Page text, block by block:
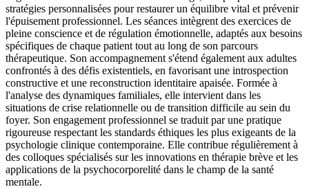
stratégies personnalisées pour restaurer un équilibre vital et prévenir
l'épuisement professionnel. Les séances intègrent des exercices de
pleine conscience et de régulation émotionnelle, adaptés aux besoins
spécifiques de chaque patient tout au long de son parcours
thérapeutique. Son accompagnement s'étend également aux adultes
confrontés à des défis existentiels, en favorisant une introspection
constructive et une reconstruction identitaire apaisée. Formée à
l'analyse des dynamiques familiales, elle intervient dans les
situations de crise relationnelle ou de transition difficile au sein du
foyer. Son engagement professionnel se traduit par une pratique
rigoureuse respectant les standards éthiques les plus exigeants de la
psychologie clinique contemporaine. Elle contribue régulièrement à
des colloques spécialisés sur les innovations en thérapie brève et les
applications de la psychocorporelité dans le champ de la santé
mentale.